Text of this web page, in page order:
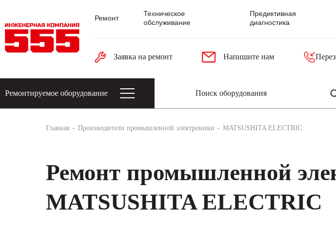
Ремонт
Техническое
обслуживание
Предиктивная
диагностика
Заявка на ремонт Напишите нам
Ремонтируемое оборудование
Главная Производители промышленной электроники MATSUSHITA ELECTRIC
Ремонт промышленной
MATSUSHITA ELECTRIC